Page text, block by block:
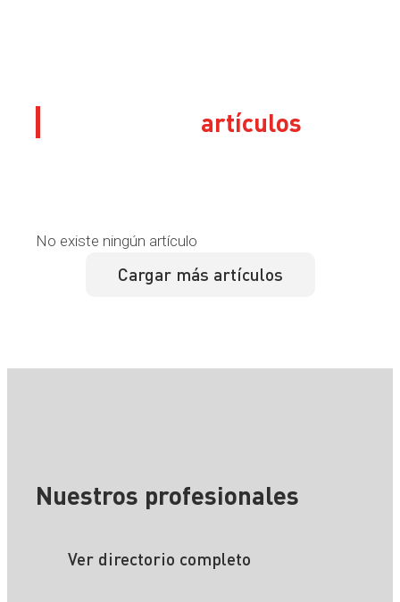
artículos
No existe ningún artículo
Cargar más artículos
Nuestros profesionales
Ver directorio completo